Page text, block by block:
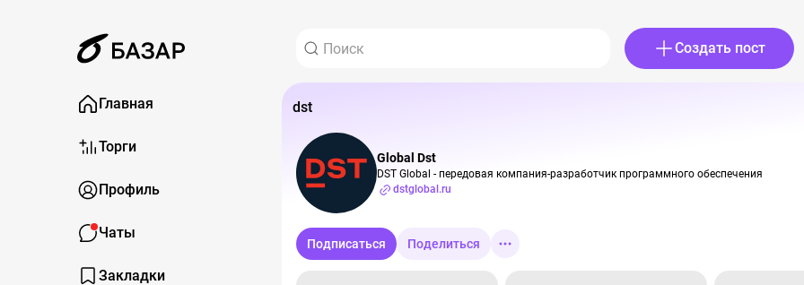
Создать пост
Главная
Торги
Профиль
Чаты
Закладки
dst
Global Dst
DST Global - передовая компания-разработчик программного обеспечения
dstglobal.ru
Подписаться Поделиться